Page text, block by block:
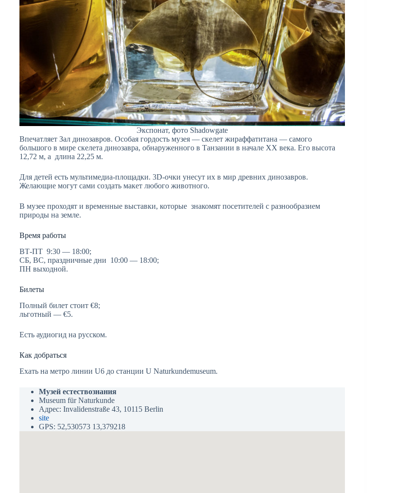
Экспонат, фото Shadowgate
Впечатляет Зал динозавров. Особая гордость музея — скелет жираффатитана — самого
большого в мире скелета динозавра, обнаруженного в Танзании в начале XX века. Его высота
12,72 м, а длина 22,25 м.
Для детей есть мультимедиа-площадки. 3D-очки унесут их в мир древних динозавров.
Желающие могут сами создать макет любого животного.
В музее проходят и временные выставки, которые знакомят посетителей с разнообразием
природы на земле.
Время работы
ВТ-ПТ 9:30 — 18:00;
СБ, ВС, праздничные дни 10:00 — 18:00;
ПН выходной.
Билеты
Полный билет стоит €8;
льготный — €5.
Есть аудиогид на русском.
Как добраться
Ехать на метро линии U6 до станции U Naturkundemuseum.
Музей естествознания
Museum für Naturkunde
Адрес: Invalidenstraße 43, 10115 Berlin
site
GPS: 52,530573 13,379218